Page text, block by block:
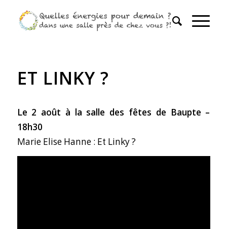
ET LINKY ?
Le 2 août à la salle des fêtes de Baupte –
18h30
Marie Elise Hanne : Et Linky ?